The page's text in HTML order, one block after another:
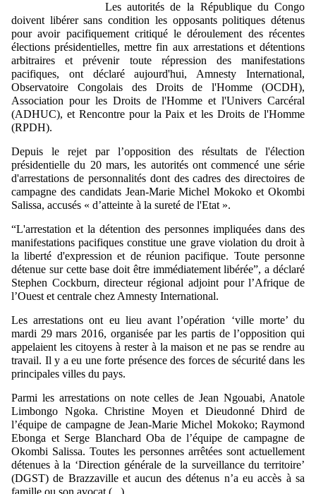
Les autorités de la République du Congo
doivent libérer sans condition les opposants politiques détenus
pour avoir pacifiquement critiqué le déroulement des récentes
élections présidentielles, mettre fin aux arrestations et détentions
arbitraires et prévenir toute répression des manifestations
pacifiques, ont déclaré aujourd'hui, Amnesty International,
Observatoire Congolais des Droits de l'Homme (OCDH),
Association pour les Droits de l'Homme et l'Univers Carcéral
(ADHUC), et Rencontre pour la Paix et les Droits de l'Homme
(RPDH).
Depuis le rejet par l’opposition des résultats de l'élection
présidentielle du 20 mars, les autorités ont commencé une série
d'arrestations de personnalités dont des cadres des directoires de
campagne des candidats Jean-Marie Michel Mokoko et Okombi
Salissa, accusés « d’atteinte à la sureté de l'Etat ».
“L'arrestation et la détention des personnes impliquées dans des
manifestations pacifiques constitue une grave violation du droit à
la liberté d'expression et de réunion pacifique. Toute personne
détenue sur cette base doit être immédiatement libérée”, a déclaré
Stephen Cockburn, directeur régional adjoint pour l’Afrique de
l’Ouest et centrale chez Amnesty International.
Les arrestations ont eu lieu avant l’opération ‘ville morte’ du
mardi 29 mars 2016, organisée par les partis de l’opposition qui
appelaient les citoyens à rester à la maison et ne pas se rendre au
travail. Il y a eu une forte présence des forces de sécurité dans les
principales villes du pays.
Parmi les arrestations on note celles de Jean Ngouabi, Anatole
Limbongo Ngoka. Christine Moyen et Dieudonné Dhird de
l’équipe de campagne de Jean-Marie Michel Mokoko; Raymond
Ebonga et Serge Blanchard Oba de l’équipe de campagne de
Okombi Salissa. Toutes les personnes arrêtées sont actuellement
détenues à la ‘Direction générale de la surveillance du territoire’
(DGST) de Brazzaville et aucun des détenus n’a eu accès à sa